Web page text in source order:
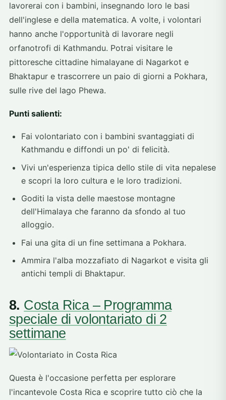
lavorerai con i bambini, insegnando loro le basi
dell'inglese e della matematica. A volte, i volontari
hanno anche l'opportunità di lavorare negli
orfanotrofi di Kathmandu. Potrai visitare le
pittoresche cittadine himalayane di Nagarkot e
Bhaktapur e trascorrere un paio di giorni a Pokhara,
sulle rive del lago Phewa.
Punti salienti:
Fai volontariato con i bambini svantaggiati di
Kathmandu e diffondi un po' di felicità.
Vivi un'esperienza tipica dello stile di vita nepalese
e scopri la loro cultura e le loro tradizioni.
Goditi la vista delle maestose montagne
dell'Himalaya che faranno da sfondo al tuo
alloggio.
Fai una gita di un fine settimana a Pokhara.
Ammira l'alba mozzafiato di Nagarkot e visita gli
antichi templi di Bhaktapur.
8. Costa Rica – Programma
speciale di volontariato di 2
settimane
Questa è l'occasione perfetta per esplorare
l'incantevole Costa Rica e scoprire tutto ciò che la